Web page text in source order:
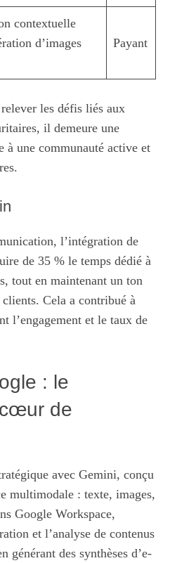
contextuelle
d’images
Payant
les défis liés aux
il demeure une
à une communauté active et
l’intégration de
de 35 % le temps dédié à
tout en maintenant un ton
Cela a contribué à
l’engagement et le taux de
: le
de
avec Gemini, conçu
multimodale : texte, images,
Google Workspace,
et l’analyse de contenus
générant des synthèses d’e-